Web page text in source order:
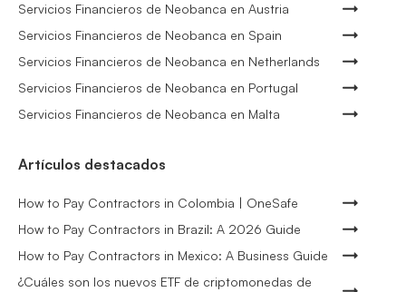
Servicios Financieros de Neobanca en Austria
Servicios Financieros de Neobanca en Spain
Servicios Financieros de Neobanca en Netherlands
Servicios Financieros de Neobanca en Portugal
Servicios Financieros de Neobanca en Malta
Artículos destacados
How to Pay Contractors in Colombia | OneSafe
How to Pay Contractors in Brazil: A 2026 Guide
How to Pay Contractors in Mexico: A Business Guide
¿Cuáles son los nuevos ETF de criptomonedas de